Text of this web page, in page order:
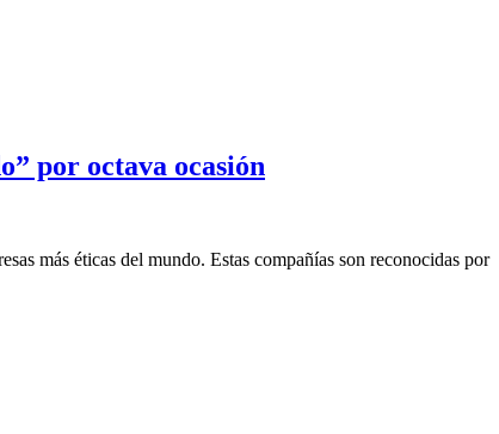
por octava ocasión
más éticas del mundo. Estas compañías son reconocidas por